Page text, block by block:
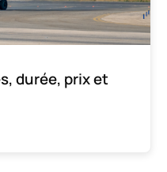
durée, prix et